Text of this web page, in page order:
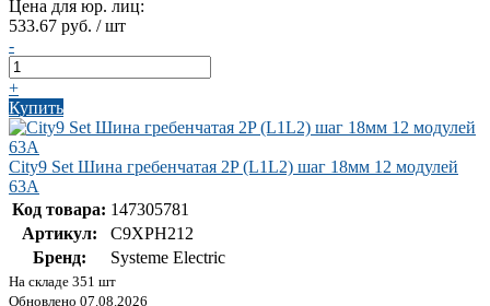
Цена для юр. лиц:
533.67 руб. / шт
-
+
Купить
City9 Set Шина гребенчатая 2P (L1L2) шаг 18мм 12 модулей
63А
Код товара: 147305781
Артикул:
C9XPH212
Бренд:
Systeme Electric
На складе 351 шт
Обновлено 07.08.2026